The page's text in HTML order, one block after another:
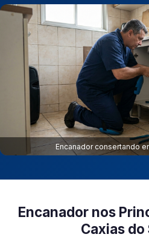
Encanador consertando
Encanador nos
Caxias do